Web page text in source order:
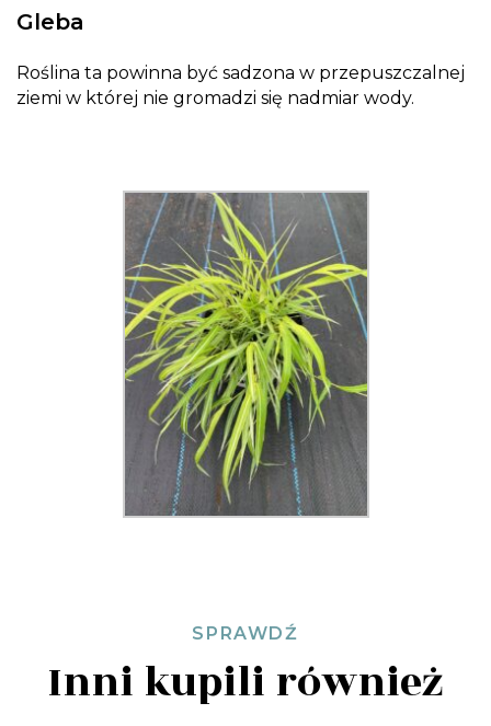
Gleba
Roślina ta powinna być sadzona w przepuszczalnej
ziemi w której nie gromadzi się nadmiar wody.
SPRAWDŹ
Inni kupili również